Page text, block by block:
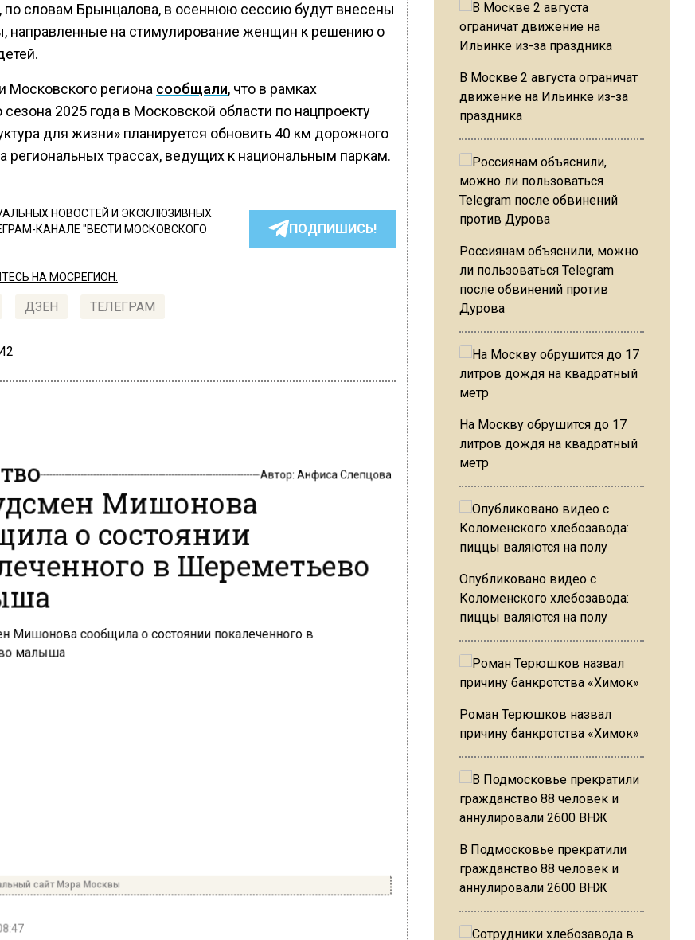
по словам Брынцалова, в осеннюю сессию будут внесены
направленные на стимулирование женщин к решению о
Московского региона сообщали, что в рамках
сезона 2025 года в Московской области по нацпроекту
для жизни» планируется обновить 40 км дорожного
региональных трассах, ведущих к национальным паркам.
НОВОСТЕЙ И ЭКСКЛЮЗИВНЫХ
КАНАЛЕ "ВЕСТИ МОСКОВСКОГО
ПОДПИШИСЬ!
НА МОСРЕГИОН:
ДЗЕН ТЕЛЕГРАМ
Мишонова
о состоянии
в Шереметьево
сайт Мэра Москвы
В Москве 2 августа ограничат
движение на Ильинке из-за
праздника
Россиянам объяснили, можно
ли пользоваться Telegram
после обвинений против
Дурова
На Москву обрушится до 17
литров дождя на квадратный
метр
Опубликовано видео с
Коломенского хлебозавода:
пиццы валяются на полу
Роман Терюшков назвал
причину банкротства «Химок»
В Подмосковье прекратили
гражданство 88 человек и
аннулировали 2600 ВНЖ